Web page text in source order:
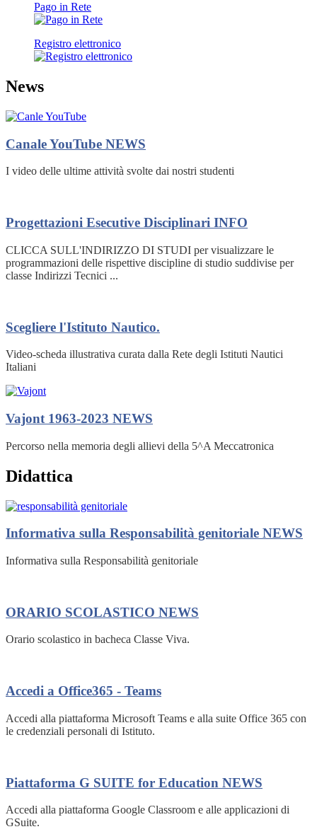
Pago in Rete
Registro elettronico
News
Canale YouTube NEWS
I video delle ultime attività svolte dai nostri studenti
Progettazioni Esecutive Disciplinari INFO
CLICCA SULL'INDIRIZZO DI STUDI per visualizzare le
programmazioni delle rispettive discipline di studio suddivise per
classe Indirizzi Tecnici ...
Scegliere l'Istituto Nautico.
Video-scheda illustrativa curata dalla Rete degli Istituti Nautici
Italiani
Vajont 1963-2023 NEWS
Percorso nella memoria degli allievi della 5^A Meccatronica
Didattica
Informativa sulla Responsabilità genitoriale NEWS
Informativa sulla Responsabilità genitoriale
ORARIO SCOLASTICO NEWS
Orario scolastico in bacheca Classe Viva.
Accedi a Office365 - Teams
Accedi alla piattaforma Microsoft Teams e alla suite Office 365 con
le credenziali personali di Istituto.
Piattaforma G SUITE for Education NEWS
Accedi alla piattaforma Google Classroom e alle applicazioni di
GSuite.